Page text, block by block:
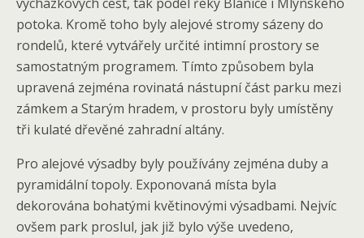
potoka. Kromě toho byly alejové stromy sázeny do
rondelů, které vytvářely určité intimní prostory se
samostatným programem. Tímto způsobem byla
upravená zejména rovinatá nástupní část parku mezi
zámkem a Starým hradem, v prostoru byly umístěny
tři kulaté dřevěné zahradní altány.
Pro alejové výsadby byly používány zejména duby a
pyramidální topoly. Exponovaná místa byla
dekorována bohatými květinovými výsadbami. Nejvíc
ovšem park proslul, jak již bylo výše uvedeno,